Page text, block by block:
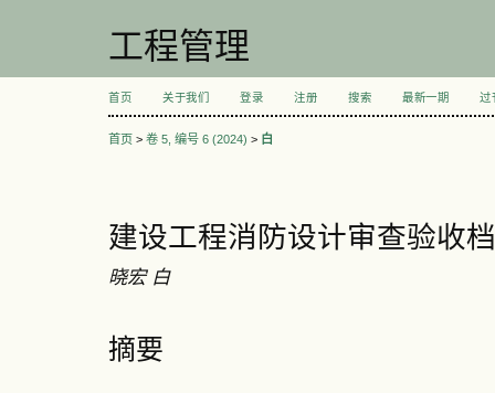
工程管理
首页 关于我们 登录 注册 搜索 最新一期 过
首页 > 卷 5, 编号 6 (2024) > 白
建设工程消防设计审查验收
晓宏 白
摘要